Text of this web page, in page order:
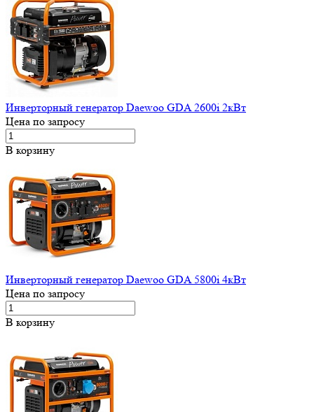
Инверторный генератор Daewoo GDA 2600i 2кВт
Цена по запросу
В корзину
Инверторный генератор Daewoo GDA 5800i 4кВт
Цена по запросу
В корзину